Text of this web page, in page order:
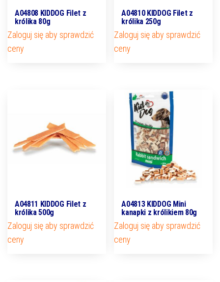
A04808 KIDDOG Filet z
królika 80g
Zaloguj się aby sprawdzić
ceny
A04810 KIDDOG Filet z
królika 250g
Zaloguj się aby sprawdzić
ceny
A04811 KIDDOG Filet z
królika 500g
Zaloguj się aby sprawdzić
ceny
A04813 KIDDOG Mini
kanapki z królikiem 80g
Zaloguj się aby sprawdzić
ceny